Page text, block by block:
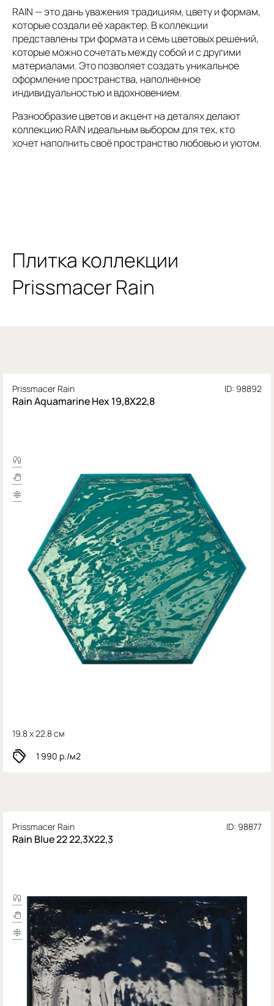
RAIN — это дань уважения традициям, цвету и формам,
которые создали её характер. В коллекции
представлены три формата и семь цветовых решений,
которые можно сочетать между собой и с другими
материалами. Это позволяет создать уникальное
оформление пространства, наполненное
индивидуальностью и вдохновением.
Разнообразие цветов и акцент на деталях делают
коллекцию RAIN идеальным выбором для тех, кто
хочет наполнить своё пространство любовью и уютом.
Плитка коллекции
Prissmacer Rain
Prissmacer Rain ID: 98892
Rain Aquamarine Hex 19,8X22,8
19.8 x 22.8 см
1 990 р./м2
Prissmacer Rain ID: 98877
Rain Blue 22 22,3X22,3